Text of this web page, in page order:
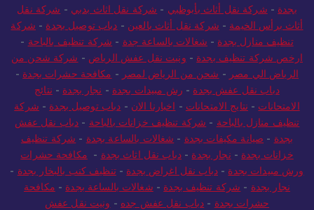
بجدة - شركة نقل أثاث بأبوظبي - شركة نقل اثاث بدبي - شركة نقل
أثاث برأس الخيمة - شركة نقل أثاث بالعين - دباب توصيل بجدة - شركة
تنظيف منازل بجدة - شغالات بالساعة جدة - شركة تنظيف بالباحة -
ارخص شركة تنظيف بجدة - ونيت نقل عفش الرياض - شركة شحن من
الرياض الي مصر - شحن من الرياض لمصر - مكافحة حشرات بجدة -
دباب نقل عفش بجدة - رش مبيدات بجدة - نجار بجدة - نتائج
الامتحانات - نتايج الامتحانات - اخبارنا الان - دباب توصيل بجدة - شركة
تنظيف منازل بالباحة - شركة تنظيف خزانات بالباحة - دباب نقل عفش
بجدة - صيانة مكيفات بجدة - شغالات بالساعة بجدة - شركة تنظيف
خزانات بجدة - نجار بجدة - دباب نقل اثاث بجدة - مكافحة حشرات
ورش مبيدات بجدة -دباب نقل اغراض بجدة -تنظيف كنب بالبخار بجدة -
نجار بجدة - شركة تنظيف بجدة - شغالات بالساعة بجدة - مكافحة
حشرات بجدة - دباب نقل عفش جده - ونيت نقل عفش